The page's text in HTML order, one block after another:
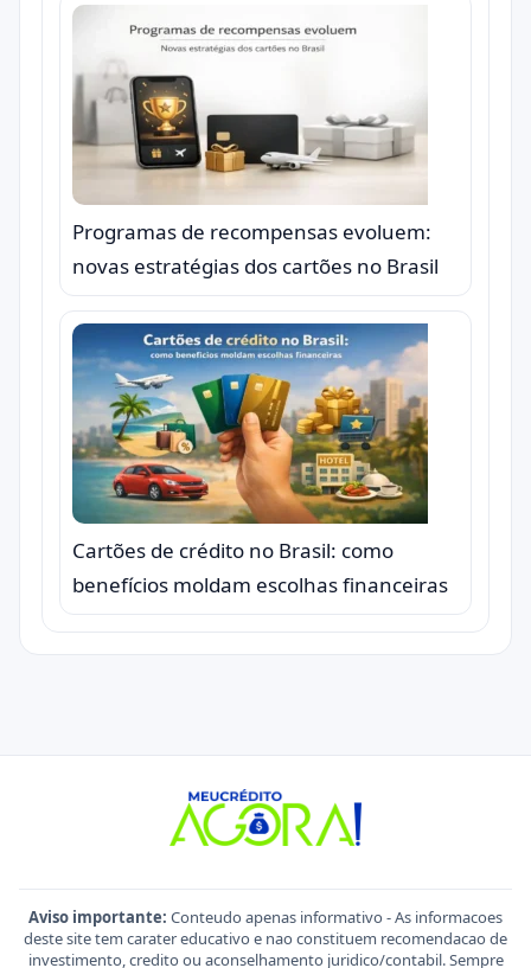
Programas de recompensas evoluem:
novas estratégias dos cartões no Brasil
Cartões de crédito no Brasil: como
benefícios moldam escolhas financeiras
Aviso importante: Conteudo apenas informativo - As informacoes
deste site tem carater educativo e nao constituem recomendacao de
investimento, credito ou aconselhamento juridico/contabil. Sempre